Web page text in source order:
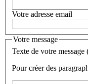
Votre adresse email
Votre message
Texte de votre
Pour créer des